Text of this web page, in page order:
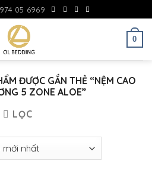
05 6969
0
ĐƯỢC GẮN THẺ “NỆM CAO
5 ZONE ALOE”
LỌC